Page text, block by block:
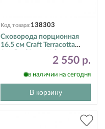
Код товара:138303
Сковорода порционная
16.5 см Craft Terracotta
2 550 р.
в наличии на сегодня
В корзину